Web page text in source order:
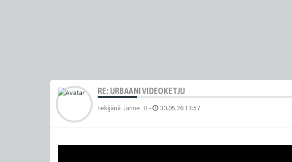
RE: URBAANI VIDEOKETJU
tekijänä Janne_H - 30.05.26 13:57